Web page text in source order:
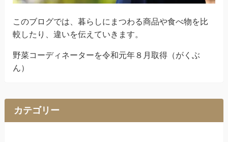
このブログでは、暮らしにまつわる商品や食べ物を比
較したり、違いを伝えていきます。
野菜コーディネーターを令和元年８月取得（がくぶ
ん）
カテゴリー